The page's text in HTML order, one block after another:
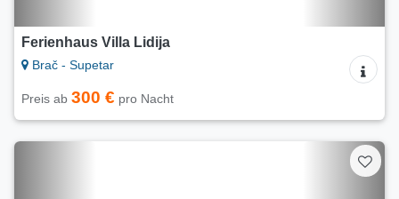
Ferienhaus Villa Lidija
Brač - Supetar
Preis ab 300 € pro Nacht